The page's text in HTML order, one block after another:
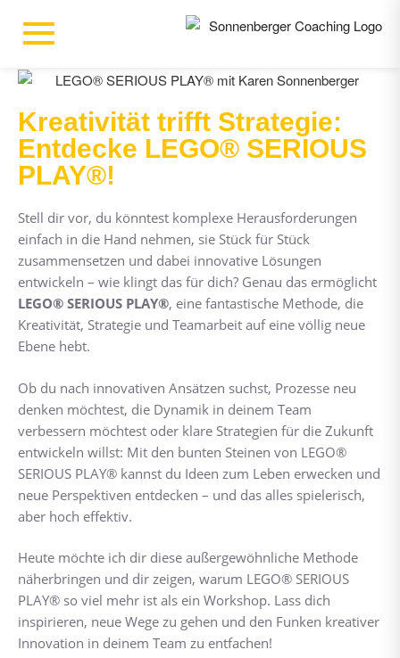
Kreativität trifft Strategie:
Entdecke LEGO® SERIOUS
PLAY®!
Stell dir vor, du könntest komplexe Herausforderungen
einfach in die Hand nehmen, sie Stück für Stück
zusammensetzen und dabei innovative Lösungen
entwickeln – wie klingt das für dich? Genau das ermöglicht
LEGO® SERIOUS PLAY®, eine fantastische Methode, die
Kreativität, Strategie und Teamarbeit auf eine völlig neue
Ebene hebt.
Ob du nach innovativen Ansätzen suchst, Prozesse neu
denken möchtest, die Dynamik in deinem Team
verbessern möchtest oder klare Strategien für die Zukunft
entwickeln willst: Mit den bunten Steinen von LEGO®
SERIOUS PLAY® kannst du Ideen zum Leben erwecken und
neue Perspektiven entdecken – und das alles spielerisch,
aber hoch effektiv.
Heute möchte ich dir diese außergewöhnliche Methode
näherbringen und dir zeigen, warum LEGO® SERIOUS
PLAY® so viel mehr ist als ein Workshop. Lass dich
inspirieren, neue Wege zu gehen und den Funken kreativer
Innovation in deinem Team zu entfachen!